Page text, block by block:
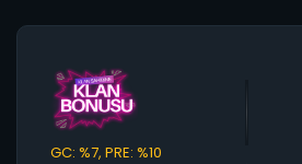
GC: %7, PRE: %10